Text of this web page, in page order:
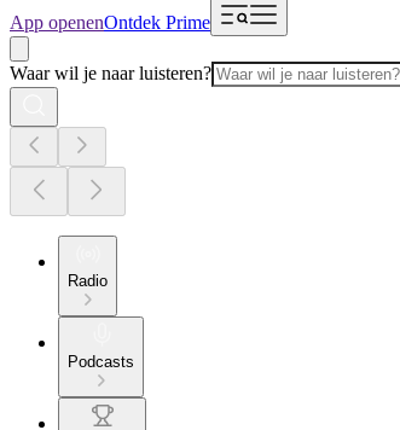
App openenOntdek Prime
Waar wil je naar luisteren?
Radio
Podcasts